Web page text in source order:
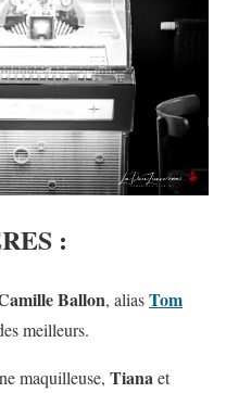
:
Ballon, aliasTom
meilleurs.
maquilleuse, Tianaet